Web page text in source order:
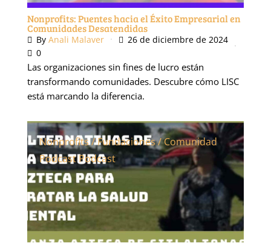
Nonprofits: Puentes hacia el Éxito Empresarial en
Comunidades Desatendidas
By Anali Malaver
26 de diciembre de 2024
0
Las organizaciones sin fines de lucro están
transformando comunidades. Descubre cómo LISC
está marcando la diferencia.
Nonprofits / Fundaciones / Comunidad
PodcastPodcast